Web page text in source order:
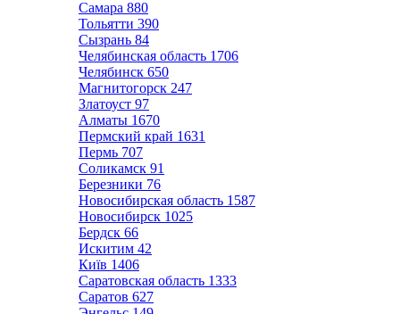
Самара 880
Тольятти 390
Сызрань 84
Челябинская область 1706
Челябинск 650
Магнитогорск 247
Златоуст 97
Алматы 1670
Пермский край 1631
Пермь 707
Соликамск 91
Березники 76
Новосибирская область 1587
Новосибирск 1025
Бердск 66
Искитим 42
Київ 1406
Саратовская область 1333
Саратов 627